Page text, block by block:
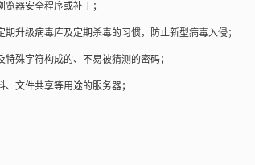
器安全程序或补丁；
升级病毒库及定期杀毒的习惯，防止新型病毒入侵；
殊字符构成的、不易被猜测的密码；
文件共享等用途的服务器；